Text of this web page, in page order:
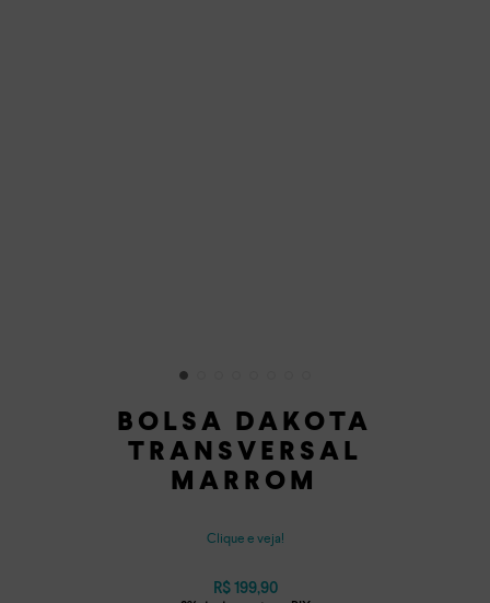
BOLSA DAKOTA
TRANSVERSAL
MARROM
Clique e veja!
R$ 199,90